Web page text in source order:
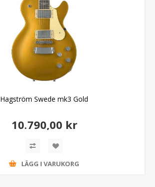
Hagström Swede mk3 Gold
10.790,00 kr
LÄGG I VARUKORG